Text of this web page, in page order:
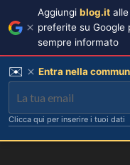
Aggiungi blog.it
preferite su Google
sempre informato
✉️ Entra nella
Clicca qui per inserire i tuoi dati